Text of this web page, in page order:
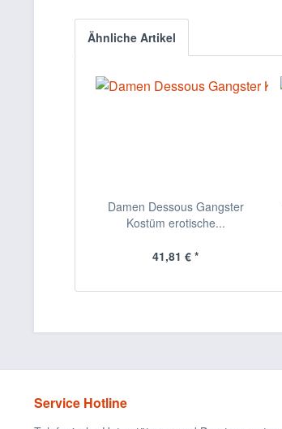
Ähnliche Artikel
Damen Dessous Gangster
Kostüm erotische...
41,81 € *
Service Hotline